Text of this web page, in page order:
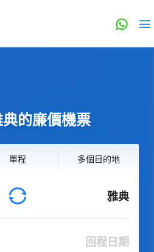
的廉價機票
單程 多個目的地
雅典
回程日期